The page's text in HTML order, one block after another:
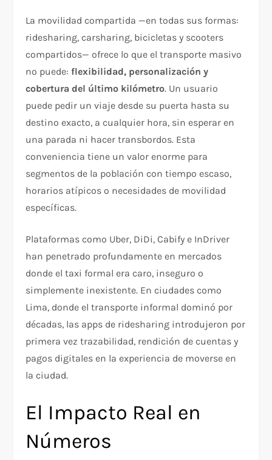
La movilidad compartida —en todas sus formas:
ridesharing, carsharing, bicicletas y scooters
compartidos— ofrece lo que el transporte masivo
no puede:flexibilidad, personalización y
cobertura del último kilómetro. Un usuario
puede pedir un viaje desde su puerta hasta su
destino exacto, a cualquier hora, sin esperar en
una parada ni hacer transbordos. Esta
conveniencia tiene un valor enorme para
segmentos de la población con tiempo escaso,
horarios atípicos o necesidades de movilidad
específicas.
Plataformas como Uber, DiDi, Cabify e InDriver
han penetrado profundamente en mercados
donde el taxi formal era caro, inseguro o
simplemente inexistente. En ciudades como
Lima, donde el transporte informal dominó por
décadas, las apps de ridesharing introdujeron por
primera vez trazabilidad, rendición de cuentas y
pagos digitales en la experiencia de moverse en
la ciudad.
El Impacto Real en
Números